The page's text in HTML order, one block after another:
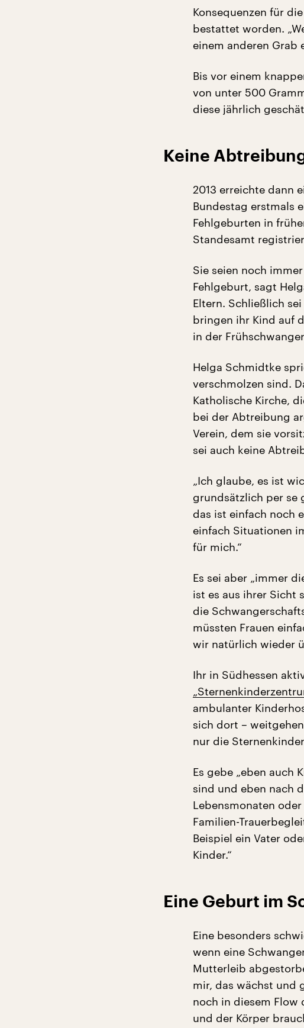
Konsequenzen für
bestattet worden.
einem anderen Grab
Bis vor einem
von unter 500
diese jährlich
Keine
2013 erreichte dann
Bundestag erstmals
Fehlgeburten in
Standesamt
Sie seien noch
Fehlgeburt, sagt
Eltern. Schließlich
bringen ihr Kind auf
in der
Helga Schmidtke
verschmolzen sind.
Katholische Kirche,
bei der Abtreibung
Verein, dem sie
sei auch keine
„Ich glaube, es ist
grundsätzlich per se
das ist einfach noch
einfach Situationen
für mich.“
Es sei aber „immer
ist es aus ihrer Sicht
die
müssten Frauen
wir natürlich wieder
Ihr in Südhessen
ambulanter
sich dort –
nur die
Es gebe „eben auch
sind und eben nach
Lebensmonaten
Familien-
Beispiel ein Vater
Kinder.“
Eine Geburt im
Eine besonders
wenn eine
Mutterleib
mir, das wächst und
noch in diesem Flow
und der Körper